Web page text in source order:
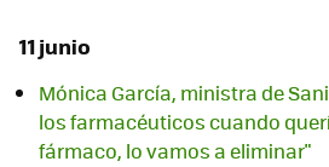
11 junio
Mónica García, ministra de
los farmacéuticos cuando
fármaco, lo vamos a eliminar"